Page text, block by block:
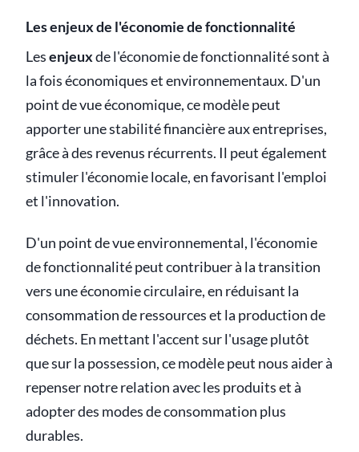
Les enjeux de l'économie de fonctionnalité
Lesenjeuxde l'économie de fonctionnalité sont à
la fois économiques et environnementaux. D'un
point de vue économique, ce modèle peut
apporter une stabilité financière aux entreprises,
grâce à des revenus récurrents. Il peut également
stimuler l'économie locale, en favorisant l'emploi
et l'innovation.
D'un point de vue environnemental, l'économie
de fonctionnalité peut contribuer à la transition
vers une économie circulaire, en réduisant la
consommation de ressources et la production de
déchets. En mettant l'accent sur l'usage plutôt
que sur la possession, ce modèle peut nous aider à
repenser notre relation avec les produits et à
adopter des modes de consommation plus
durables.